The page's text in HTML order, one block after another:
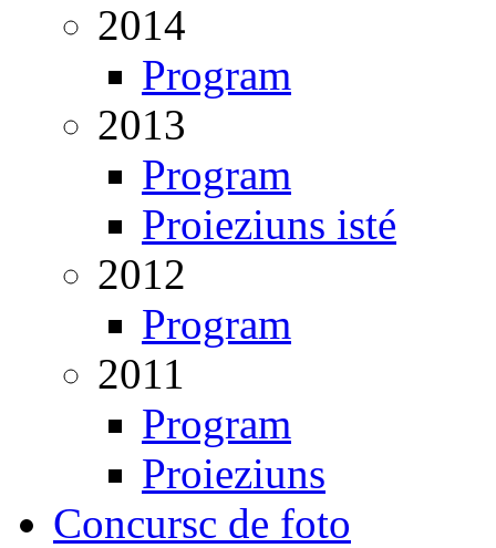
2014
Program
2013
Program
Proieziuns isté
2012
Program
2011
Program
Proieziuns
Concursc de foto